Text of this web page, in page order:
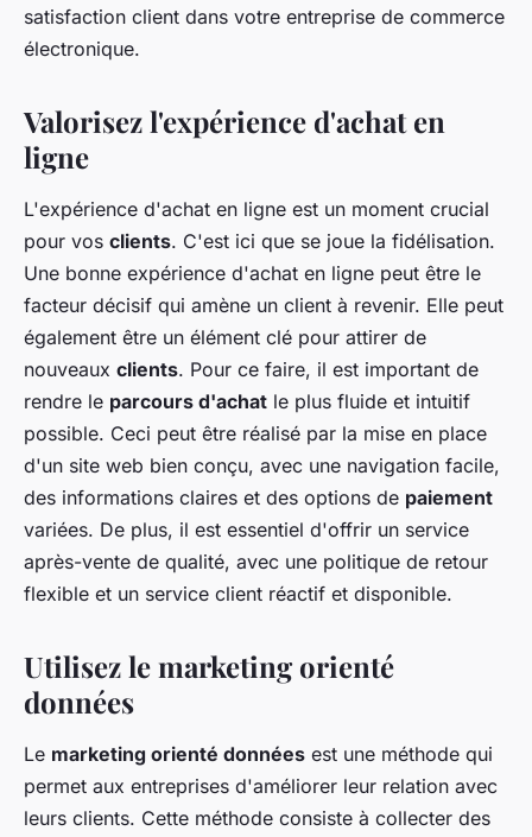
satisfaction client dans votre entreprise de commerce
électronique.
Valorisez l'expérience d'achat en
ligne
L'expérience d'achat en ligne est un moment crucial
pour vos clients. C'est ici que se joue la fidélisation.
Une bonne expérience d'achat en ligne peut être le
facteur décisif qui amène un client à revenir. Elle peut
également être un élément clé pour attirer de
nouveaux clients. Pour ce faire, il est important de
rendre le parcours d'achat le plus fluide et intuitif
possible. Ceci peut être réalisé par la mise en place
d'un site web bien conçu, avec une navigation facile,
des informations claires et des options de paiement
variées. De plus, il est essentiel d'offrir un service
après-vente de qualité, avec une politique de retour
flexible et un service client réactif et disponible.
Utilisez le marketing orienté
données
Le marketing orienté données est une méthode qui
permet aux entreprises d'améliorer leur relation avec
leurs clients. Cette méthode consiste à collecter des